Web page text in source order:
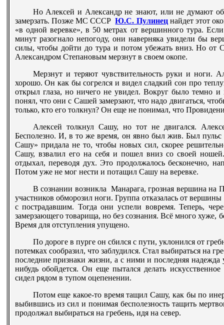
Но Алексей и Александр не знают, или не думают
замерзать. Позже МС СССРЮ.С. Пулинецнайдет этот
«в одной веревке», в 50 метрах от вершинного тура.
минут разогнало непогоду, они наверняка увидели бы
силы, чтобы дойти до тура и потом убежать вниз. Но
Александром Степановым мерзнут в своем окопе.
Мерзнут и теряют чувствительность руки и ноги.
хорошо. Он как бы согрелся и видел сладкий сон про
открыл глаза, но ничего не увидел. Вокруг было темно
понял, что они с Сашей замерзают, что надо двигаться,
только, кто его толкнул? Он еще не понимал, что
Алексей толкнул Сашу, но тот не двигался.
Бесполезно. И, в то же время, он явно был жив. Был
Сашу» придала не то, чтобы новых сил, скорее
Сашу, взвалил его на себя и пошел вниз со своей
отдыхал, переводя дух. Это продолжалось бесконечно,
Потом уже не мог нести и потащил Сашу на веревке.
В сознании возникла Манарага, грозная вершина на
участников обморозил ноги. Группа отказалась от
с пострадавшим. Тогда они успели вовремя. Теперь,
замерзающего товарища, но без сознания. Всё много хуже,
Время для отступления упущено.
По дороге в пурге он сбился с пути, уклонился от
потемках сообразил, что заблудился. Стал выбираться на
последние признаки жизни, а с ними и последняя
нибудь обойдется. Он еще пытался делать
сидел рядом в тупом оцепенении.
Потом еще какое-то время тащил Сашу, как бы по
выбившись из сил и понимая бесполезность тащить
продолжал выбираться на гребень, идя на север.